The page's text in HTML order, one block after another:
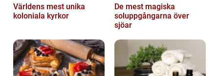
Världens mest unika
koloniala kyrkor
De mest magiska
soluppgångarna över
sjöar